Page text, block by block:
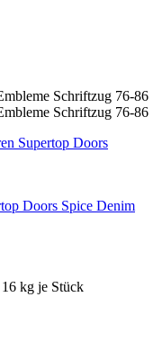
Doors Spice Denim
16 kg je Stück